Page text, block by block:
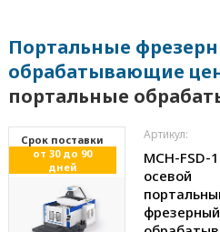
Портальные
обрабатывающие
портальные
Cрок поставки
от 30 до 90
дней
Артикул:
MCH-FSD-
осевой
фрезерный